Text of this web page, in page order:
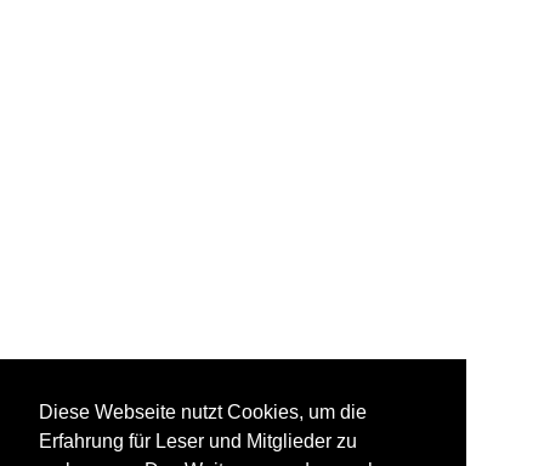
Diese Webseite nutzt Cookies, um die
Erfahrung für Leser und Mitglieder zu